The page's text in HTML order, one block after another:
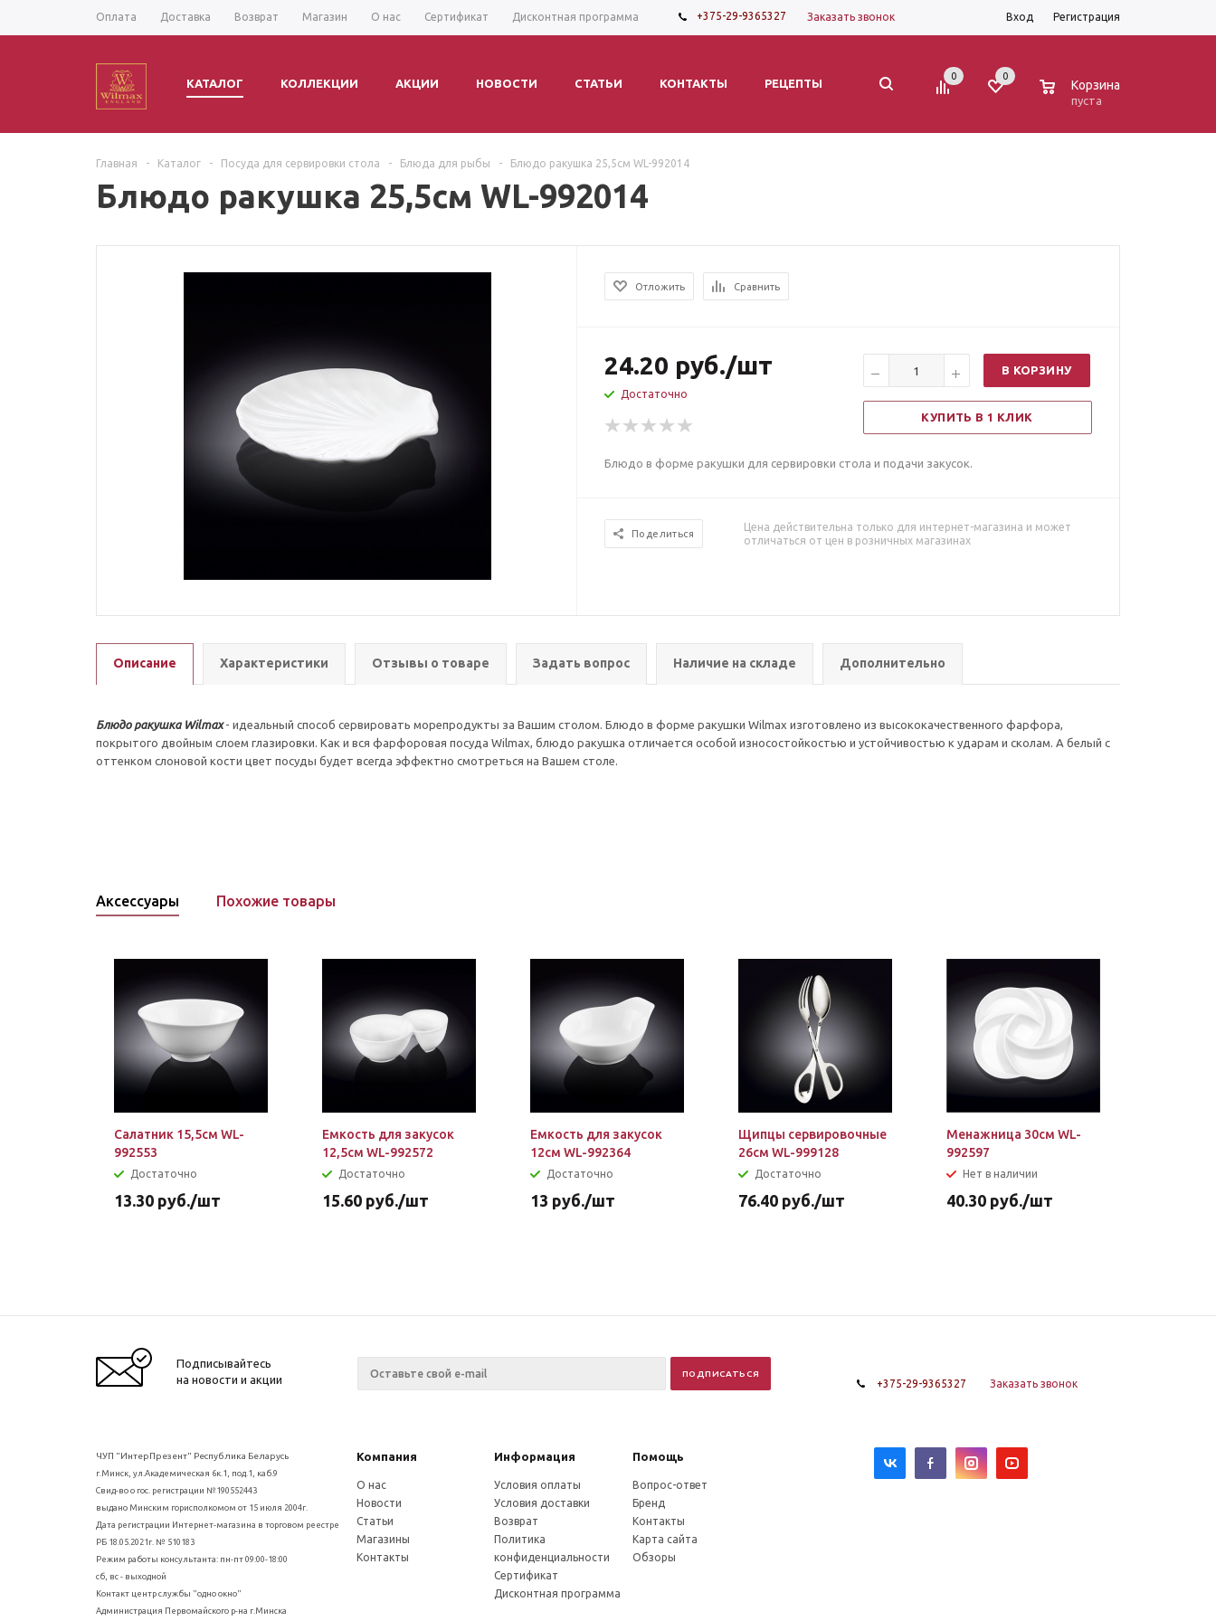
Оплата Доставка Возврат Магазин О нас Сертификат Дисконтная программа +375-29-9365327 Заказать звонок Вход Регистрация
КАТАЛОГ КОЛЛЕКЦИИ АКЦИИ НОВОСТИ СТАТЬИ КОНТАКТЫ РЕЦЕПТЫ
0 0
Корзина
пуста
Главная - Каталог - Посуда для сервировки стола - Блюда для рыбы - Блюдо ракушка 25,5см WL-992014
Блюдо ракушка 25,5см WL-992014
Отложить Сравнить
24.20 руб./шт
Достаточно
В КОРЗИНУ
КУПИТЬ В 1 КЛИК
Блюдо в форме ракушки для сервировки стола и подачи закусок.
Поделиться
Цена действительна только для интернет-магазина и может
отличаться от цен в розничных магазинах
Описание Характеристики Отзывы о товаре Задать вопрос Наличие на складе Дополнительно
Блюдо ракушка Wilmax- идеальный способ сервировать морепродукты за Вашим столом. Блюдо в форме ракушки Wilmax изготовлено из высококачественного фарфора,
покрытого двойным слоем глазировки. Как и вся фарфоровая посуда Wilmax, блюдо ракушка отличается особой износостойкостью и устойчивостью к ударам и сколам. А белый с
оттенком слоновой кости цвет посуды будет всегда эффектно смотреться на Вашем столе.
Аксессуары Похожие товары
Салатник 15,5см WL-
992553
Достаточно
13.30 руб./шт
Емкость для закусок
12,5см WL-992572
Достаточно
15.60 руб./шт
Емкость для закусок
12см WL-992364
Достаточно
13 руб./шт
Щипцы сервировочные
26см WL-999128
Достаточно
76.40 руб./шт
Менажница 30см WL-
992597
Нет в наличии
40.30 руб./шт
Подписывайтесь
на новости и акции
+375-29-9365327 Заказать звонок
ЧУП "ИнтерПрезент" Республика Беларусь
г.Минск, ул.Академическая 6к.1, под.1, каб.9
Свид-во о гос. регистрации №190552443
выдано Минским горисполкомом от 15 июля 2004г.
Дата регистрации Интернет-магазина в торговом реестре
РБ 18.05.2021г. № 510183
Режим работы консультанта: пн-пт 09:00-18:00
сб, вс - выходной
Контакт центр службы "одно окно"
Администрация Первомайского р-на г.Минска
Компания Информация Помощь
О нас
Новости
Статьи
Магазины
Контакты
Условия оплаты
Условия доставки
Возврат
Политика
конфиденциальности
Сертификат
Дисконтная программа
Вопрос-ответ
Бренд
Контакты
Карта сайта
Обзоры